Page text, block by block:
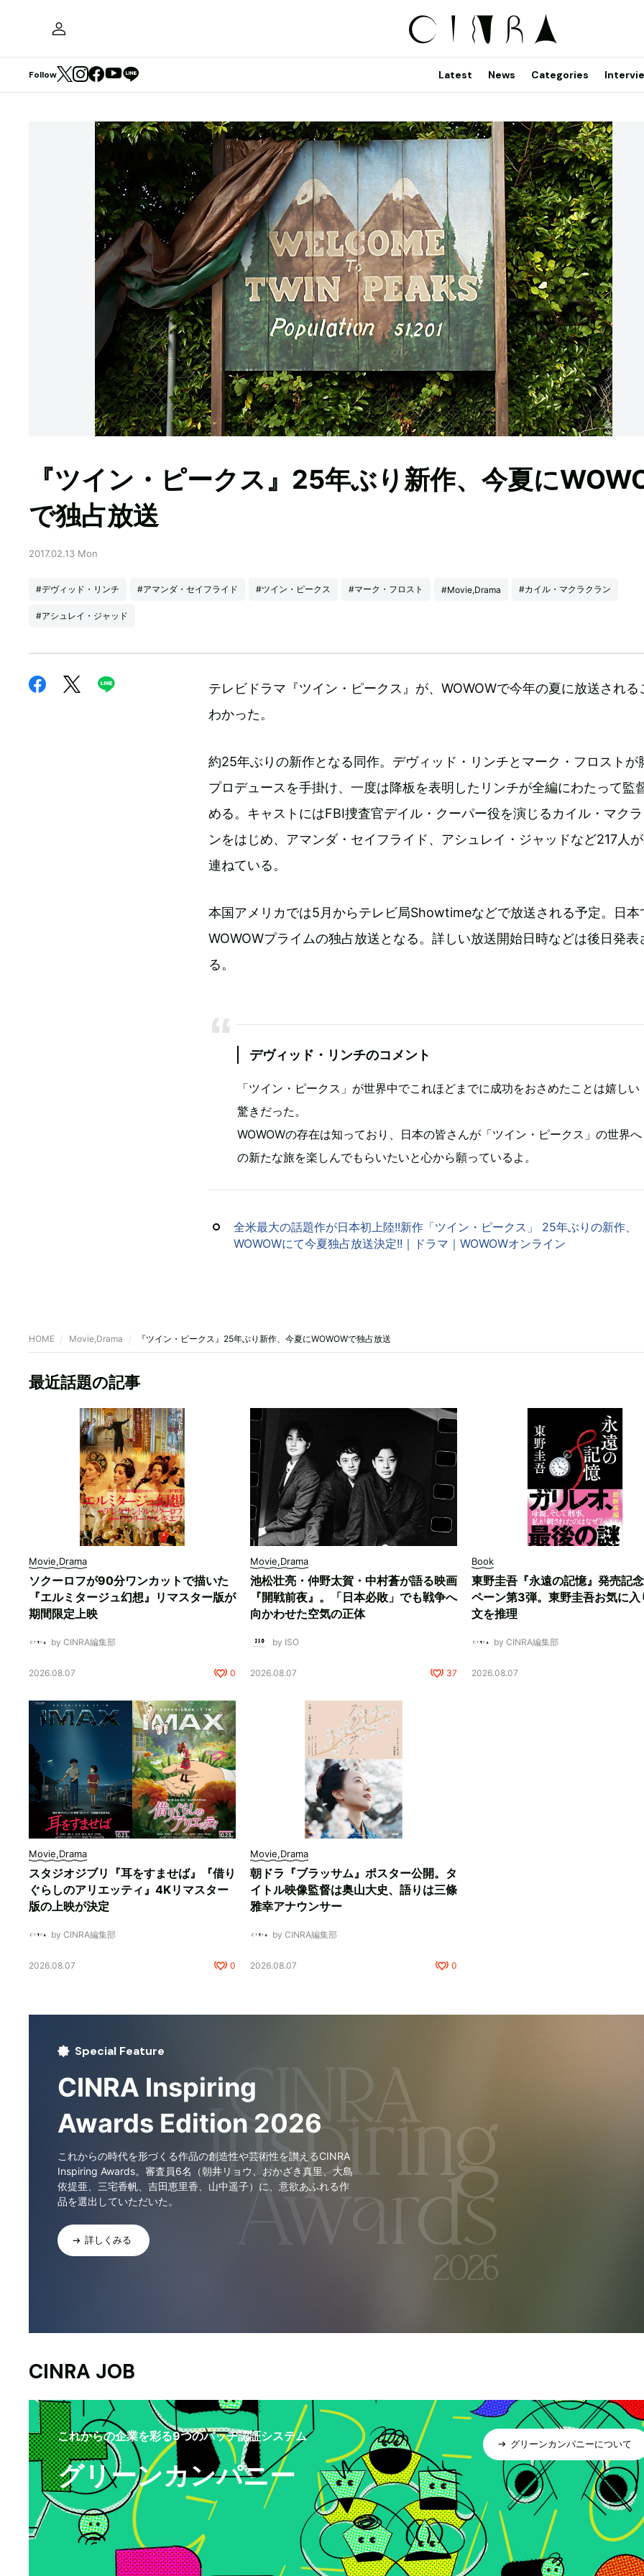
Follow Latest News Categories
『ツイン・ピークス』25年ぶり新作、今夏に
で独占放送
2017.02.13 Mon
#デヴィッド・リンチ #アマンダ・セイフライド #ツイン・ピークス #マーク・フロスト #Movie,Drama #カイル・マクラクラン
#アシュレイ・ジャッド
テレビドラマ『ツイン・ピークス』が、WOWOWで今年の夏に放送される
わかった。
約25年ぶりの新作となる同作。デヴィッド・リンチとマーク・フロストが
プロデュースを手掛け、一度は降板を表明したリンチが全編にわたって監
める。キャストにはFBI捜査官デイル・クーパー役を演じるカイル・マク
ンをはじめ、アマンダ・セイフライド、アシュレイ・ジャッドなど217人
連ねている。
本国アメリカでは5月からテレビ局Showtimeなどで放送される予定。日本
WOWOWプライムの独占放送となる。詳しい放送開始日時などは後日発表
る。
デヴィッド・リンチのコメント
「ツイン・ピークス」が世界中でこれほどまでに成功をおさめたことは嬉しい
驚きだった。
WOWOWの存在は知っており、日本の皆さんが「ツイン・ピークス」の世界へ
の新たな旅を楽しんでもらいたいと心から願っているよ。
全米最大の話題作が日本初上陸!!新作「ツイン・ピークス」 25年ぶりの新作、
WOWOWにて今夏独占放送決定!!｜ドラマ｜WOWOWオンライン
HOME Movie,Drama 『ツイン・ピークス』25年ぶり新作、今夏にWOWOWで独占放送
最近話題の記事
Movie,Drama
ソクーロフが90分ワンカットで描いた
『エルミタージュ幻想』リマスター版が
期間限定上映
by CINRA編集部
2026.08.07 0
Movie,Drama
池松壮亮・仲野太賀・中村蒼が語る映画
『開戦前夜』。「日本必敗」でも戦争へ
向かわせた空気の正体
by ISO
2026.08.07 37
Book
東野圭吾『永遠の記憶』発売記
ペーン第3弾。東野圭吾お気に入
文を推理
by CINRA編集部
2026.08.07
Movie,Drama
スタジオジブリ『耳をすませば』『借り
ぐらしのアリエッティ』4Kリマスター
版の上映が決定
by CINRA編集部
2026.08.07 0
Movie,Drama
朝ドラ『ブラッサム』ポスター公開。タ
イトル映像監督は奥山大史、語りは三條
雅幸アナウンサー
by CINRA編集部
2026.08.07 0
Special Feature
CINRA Inspiring
Awards Edition 2026
これからの時代を形づくる作品の創造性や芸術性を讃えるCINRA
Inspiring Awards。審査員6名（朝井リョウ、おかざき真里、大島
依提亜、三宅香帆、吉田恵里香、山中遥子）に、意欲あふれる作
品を選出していただいた。
詳しくみる
CINRA JOB
これからの企業を彩る9つのバッヂ認証システム
グリーンカンパニー
グリーンカンパニーについて